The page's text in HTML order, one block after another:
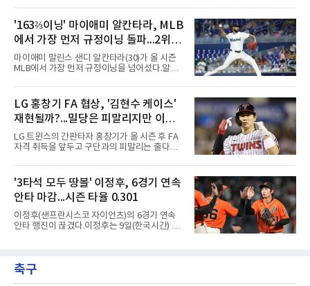
이어가 1사 1, 3루에서 병살타를 유도했다.시즌
70승 47패가 된 다저스는 지구
서 열린 필라델피아 필리스와의 원정 경기에 선
발 등판해 5⅓이닝 4탈삼진을 기록, 통산 3천
516개를 쌓아 월터 존슨(3천515개)을 1개 차로
제쳤다.이 부문 1위는 놀런 라이언(5천714개)이
며 랜디 존슨(4천875개), 로저 클레먼스(4천672
개), 스티브 칼턴(4천136개)이 뒤를 잇는다.현역
중에서는 올 시즌 후 은퇴하는 통산 8위 저스틴
두 2위다. 올해 토론토와 1년 300만 달러에 재계
약한 그는 9위 게일로드 페리(3
'163⅔이닝' 마이애미 알칸타라, MLB
에서 가장 먼저 규정이닝 돌파...2위와
14이닝 차
마이애미 말린스 샌디 알칸타라(30)가 올 시즌
MLB에서 가장 먼저 규정이닝을 넘어섰다.알칸
크에서 열린 로스앤젤레스 에인절스전에 선발
등판해 7이닝 3피안타 무실점을 기록, 7-0 승리
를 이끌며 시즌 13승(6패)을 올렸다. 평균자책점
은 3.52로 떨어졌고, 3회를 마쳤을 때 통산 1천
226이닝을 기록해 리키 놀라스코의 구단 최다
이닝(1천225⅔이닝)을 경신했다.시즌 소화 이닝
은 163⅔이닝으로 규정이닝 162이닝을 통과했
인트루이스에서 데뷔해 이듬해 마이애미로 이적
한 그는 2022년 리그 최다 228⅔이닝
LG 홍창기 FA 협상, '김현수 케이스'
재현될까?...밀당은 피말리지만 이적
가능성은 낮아
LG 트윈스의 간판타자 홍창기가 올 시즌 후 FA
자격 취득을 앞두고 구단과의 피말리는 줄다리
김현수가 FA 시장에서 이적했던 충격적인 선례
가 소환되면서 벌써부터 팬들의 이목이 집중되
는 양상이다.다만 이번 협상은 과거 김현수 케이
스와는 판이하게 다른 환경 속에서 전개될 것으
로 보인다. 선수 측과 구단 간의 시각 차이가 팽
팽히 맞서며 내부 협상 과정은 극심한 진통을 겪
을 가능성이 크지만, 시장 외부에서 불어오는 변
에서 이탈하는 아픔을 겪었고, 이어진 2026시즌
초중반에도 실전 감각 회복
'3타석 모두 땅볼' 이정후, 6경기 연속
안타 마감...시즌 타율 0.301
이정후(샌프란시스코 자이언츠)의 6경기 연속
안타 행진이 끊겼다.이정후는 9일(한국시간) 미
은 0.301로 하락했다. 1회와 4회 유격수 땅볼, 7
회 2루수 땅볼로 물러났고 9회초 대수비와 교체
축구